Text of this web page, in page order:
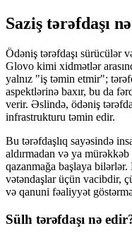
Saziş tərəfdaşı
Ödəniş tərəfdaşı sürücülər
Glovo kimi xidmətlər
yalnız "iş təmin etmir";
aspektlərinə baxır, bu da
verir. Əslində, ödəniş
infrastrukturu təmin edir.
Bu tərəfdaşlıq sayəsində
aldırmadan və ya
qazanmağa başlaya
vətəndaşlar üçün vacibdir,
və qanuni fəaliyyət
Sülh tərəfdaşı nə